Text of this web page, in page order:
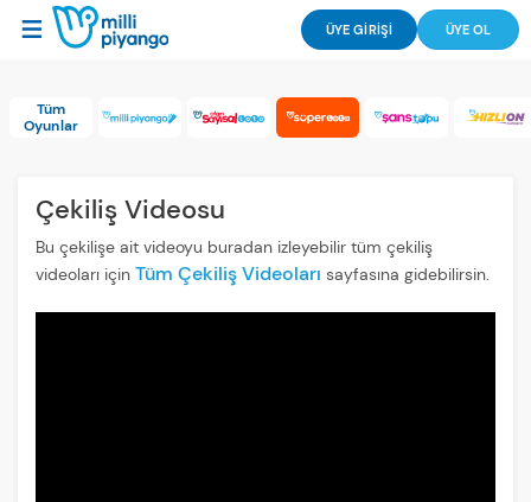
ÜYE GİRİŞİ ÜYE OL
Tüm
Oyunlar
Çekiliş Videosu
Bu çekilişe ait videoyu buradan izleyebilir tüm çekiliş
videoları için Tüm Çekiliş Videoları sayfasına gidebilirsin.